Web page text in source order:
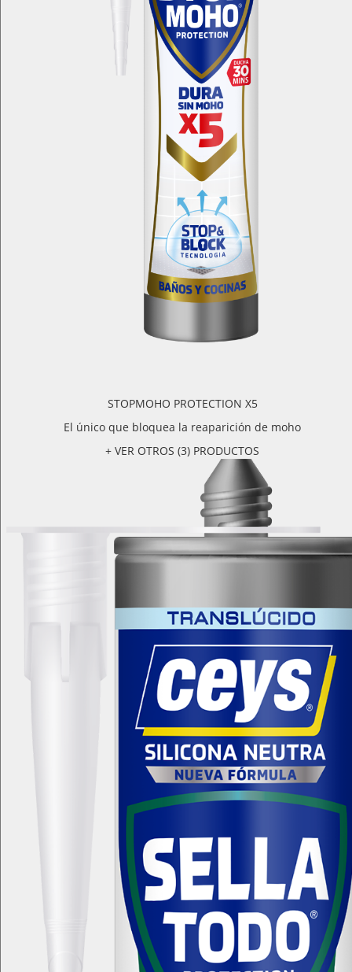
STOPMOHO PROTECTION X5
El único que bloquea la reaparición de moho
+ VER OTROS (3) PRODUCTOS